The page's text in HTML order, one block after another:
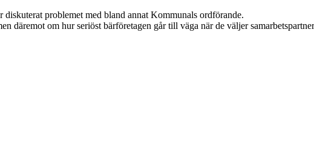
problemet med bland annat Kommunals ordförande.
däremot om hur seriöst bärföretagen går till väga när de väljer